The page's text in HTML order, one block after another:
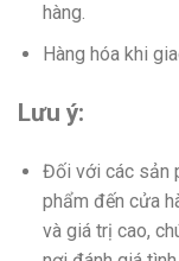
hàng.
Hàng hóa khi
Lưu ý:
Đối với các sản
phẩm đến cửa
và giá trị cao,